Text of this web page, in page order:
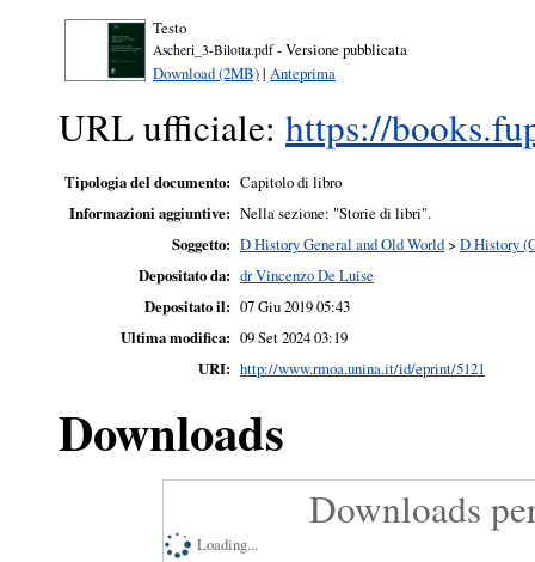
Testo
Ascheri_3-Bilotta.pdf- Versione pubblicata
Download (2MB)| Anteprima
URL ufficiale: https://
Tipologia del documento: Capitolo di libro
Informazioni aggiuntive: Nella sezione: "Storie di libri".
Soggetto: D History General and Old World> D History
Depositato da: dr Vincenzo De Luise
Depositato il: 07 Giu 2019 05:43
Ultima modifica: 09 Set 2024 03:19
URI: http://www.rmoa.unina.it/id/eprint/5121
Downloads
Downloads
Loading...